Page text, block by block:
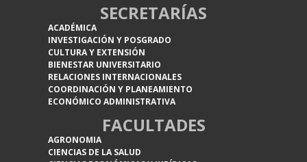
SECRETARÍAS
ACADÉMICA
INVESTIGACIÓN Y POSGRADO
CULTURA Y EXTENSIÓN
BIENESTAR UNIVERSITARIO
RELACIONES INTERNACIONALES
COORDINACIÓN Y PLANEAMIENTO
ECONÓMICO ADMINISTRATIVA
FACULTADES
AGRONOMIA
CIENCIAS DE LA SALUD